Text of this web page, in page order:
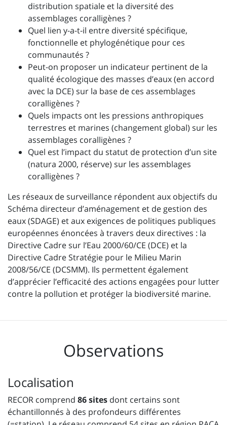
distribution spatiale et la diversité des
assemblages coralligènes ?
Quel lien y-a-t-il entre diversité spécifique,
fonctionnelle et phylogénétique pour ces
communautés ?
Peut-on proposer un indicateur pertinent de la
qualité écologique des masses d’eaux (en accord
avec la DCE) sur la base de ces assemblages
coralligènes ?
Quels impacts ont les pressions anthropiques
terrestres et marines (changement global) sur les
assemblages coralligènes ?
Quel est l’impact du statut de protection d’un site
(natura 2000, réserve) sur les assemblages
coralligènes ?
Les réseaux de surveillance répondent aux objectifs du
Schéma directeur d’aménagement et de gestion des
eaux (SDAGE) et aux exigences de politiques publiques
européennes énoncées à travers deux directives : la
Directive Cadre sur l’Eau 2000/60/CE (DCE) et la
Directive Cadre Stratégie pour le Milieu Marin
2008/56/CE (DCSMM). Ils permettent également
d’apprécier l’efficacité des actions engagées pour lutter
contre la pollution et protéger la biodiversité marine.
Observations
Localisation
RECOR comprend 86 sites dont certains sont
échantillonnés à des profondeurs différentes